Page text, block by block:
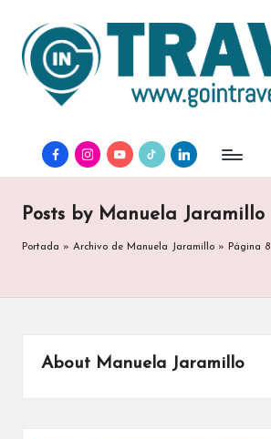
facebookinstagramyoutubetiktok linkedin
Posts by Manuela Jaramillo
Portada » Archivo de Manuela Jaramillo » Página 8
About Manuela Jaramillo